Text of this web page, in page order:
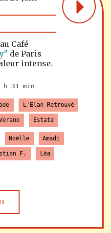
Café
de Paris
intense.
h 31 min
L'Elan Retrouvé
Estate
Noëlle Amadi
F. Léa